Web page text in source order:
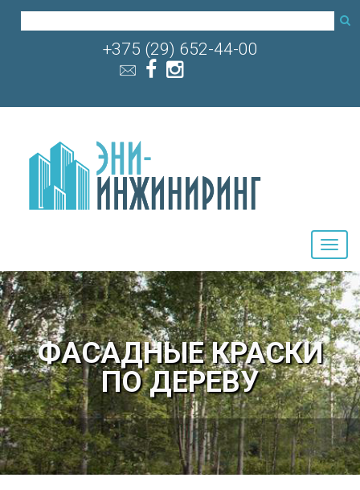
+375 (29) 652-44-00
ФАСАДНЫЕ КРАСКИ
ПО ДЕРЕВУ